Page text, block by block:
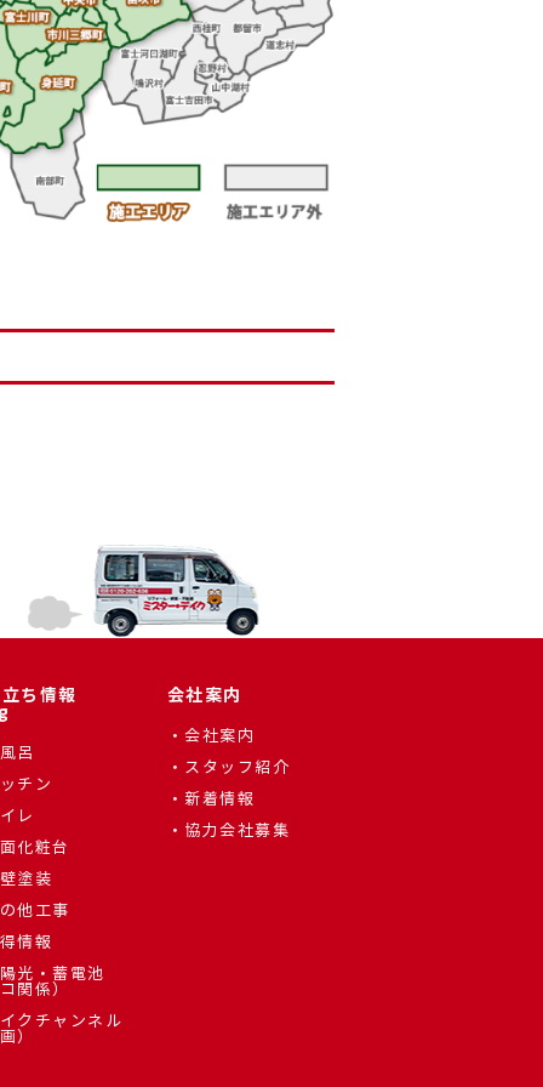
ち情報
呂
チン
レ
化粧台
塗装
他工事
情報
光・蓄電池
関係）
クチャンネル
）
会社案内
会社案内
スタッフ紹介
新着情報
協力会社募集